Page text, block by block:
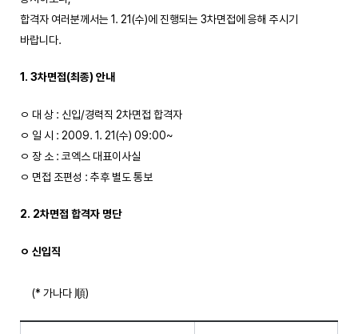
합격자 여러분께서는 1. 21(수)에 진행되는 3차면접에 응해 주시기
바랍니다.
1. 3차면접(최종) 안내
ㅇ 대 상 : 신입/경력직 2차면접 합격자
ㅇ 일 시 : 2009. 1. 21(수) 09:00~
ㅇ 장 소 : 코엑스 대표이사실
ㅇ 면접 조편성 : 추후 별도 통보
2. 2차면접 합격자 명단
ㅇ 신입직
(* 가나다 順)